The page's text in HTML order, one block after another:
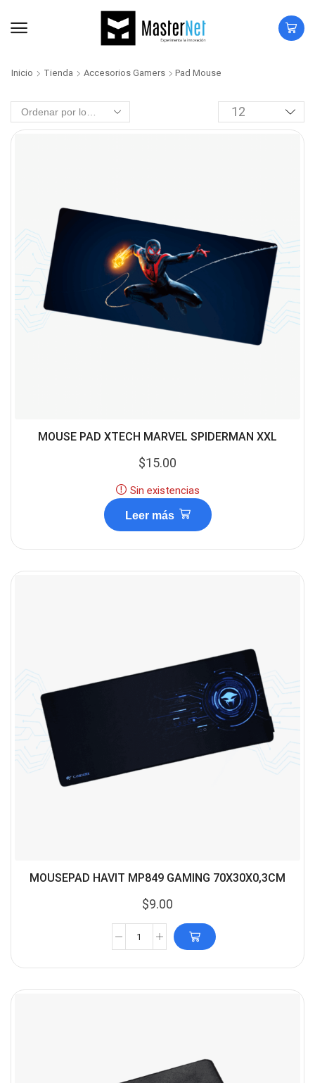
Inicio Tienda Accesorios Gamers Pad Mouse
MOUSE PAD XTECH MARVEL SPIDERMAN XXL
$15.00
Sin existencias
Leer más
MOUSEPAD HAVIT MP849 GAMING 70X30X0,3CM
$9.00